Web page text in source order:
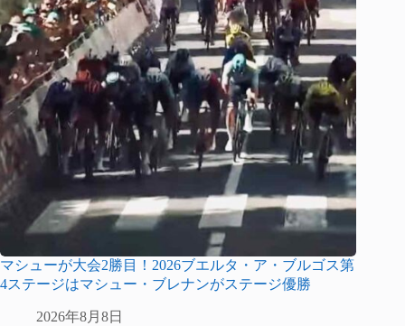
マシューが大会2勝目！2026ブエルタ・ア・ブルゴス第
4ステージはマシュー・ブレナンがステージ優勝
2026年8月8日